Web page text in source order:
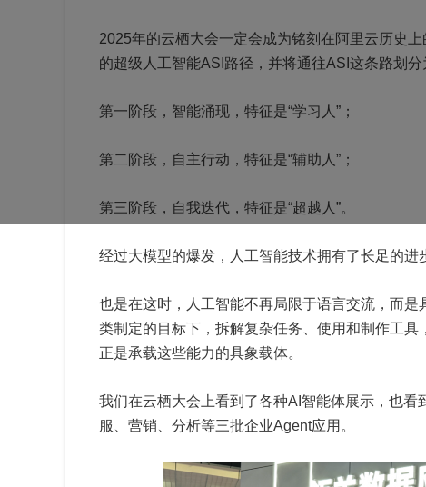
2025年的云栖大会一定会成为铭刻在阿里云历史
的超级人工智能ASI路径，并将通往ASI这条路划分
第一阶段，智能涌现，特征是“学习人”；
第二阶段，自主行动，特征是“辅助人”；
第三阶段，自我迭代，特征是“超越人”。
经过大模型的爆发，人工智能技术拥有了长足的进
也是在这时，人工智能不再局限于语言交流，而是
类制定的目标下，拆解复杂任务、使用和制作工
正是承载这些能力的具象载体。
我们在云栖大会上看到了各种AI智能体展示，也
服、营销、分析等三批企业Agent应用。